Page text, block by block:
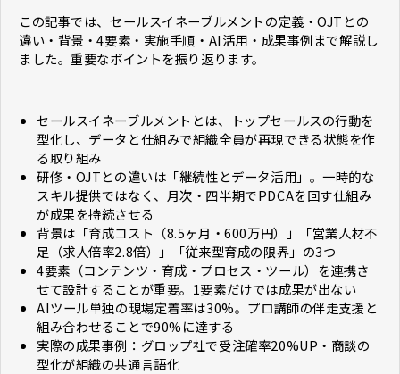
この記事では、セールスイネーブルメントの定義・OJTとの
違い・背景・4要素・実施手順・AI活用・成果事例まで解説し
ました。重要なポイントを振り返ります。
セールスイネーブルメントとは、トップセールスの行動を
型化し、データと仕組みで組織全員が再現できる状態を作
る取り組み
研修・OJTとの違いは「継続性とデータ活用」。一時的な
スキル提供ではなく、月次・四半期でPDCAを回す仕組み
が成果を持続させる
背景は「育成コスト（8.5ヶ月・600万円）」「営業人材不
足（求人倍率2.8倍）」「従来型育成の限界」の3つ
4要素（コンテンツ・育成・プロセス・ツール）を連携さ
せて設計することが重要。1要素だけでは成果が出ない
AIツール単独の現場定着率は30%。プロ講師の伴走支援と
組み合わせることで90%に達する
実際の成果事例：グロップ社で受注確率20%UP・商談の
型化が組織の共通言語化